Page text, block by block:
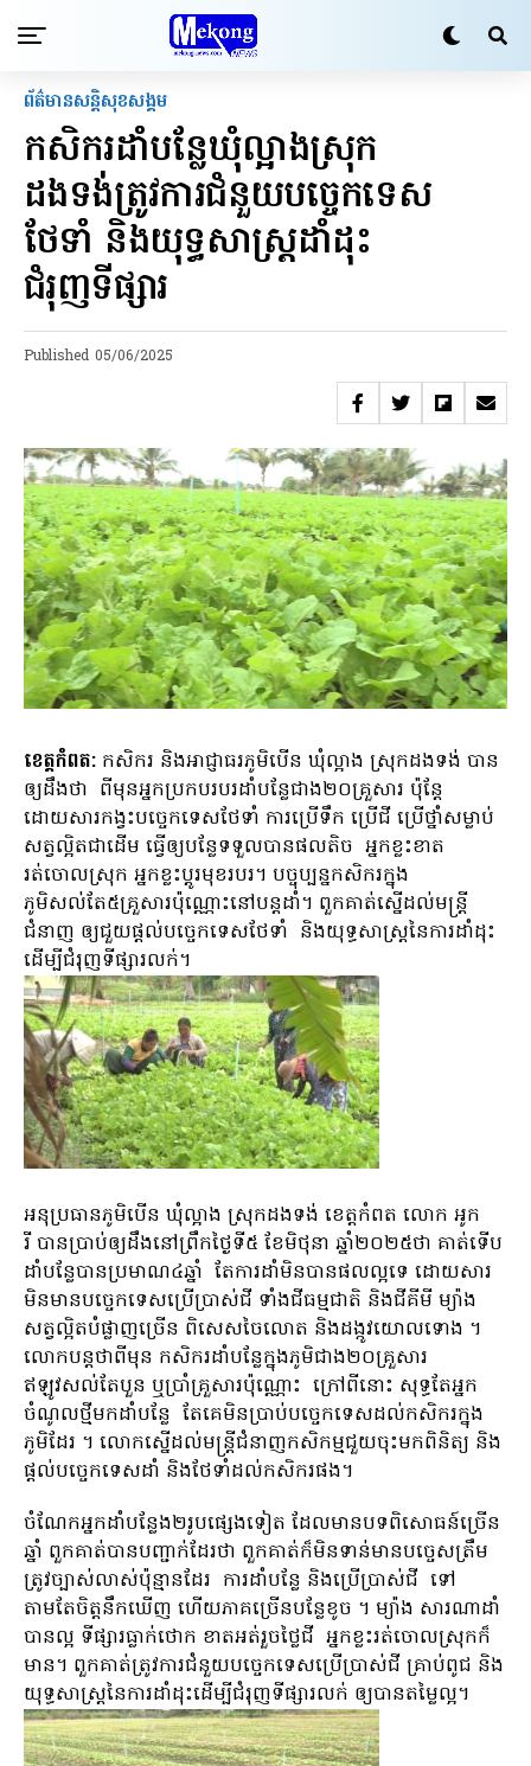
ព័ត៌មានសន្តិសុខ​សង្គម
កសិករដាំបន្លែឃុំល្អាងស្រុក
ដងទង់ត្រូវការជំនួយបច្ចេកទេស
ថែទាំ និងយុទ្ធសាស្ត្រដាំដុះ
ជំរុញទីផ្សារ
Published 05/06/2025
ខេត្តកំពត: កសិករ និងអាជ្ញាធរភូមិបើន ឃុំល្អាង ស្រុកដងទង់ បាន
ឲ្យដឹងថា ពីមុនអ្នកប្រកបរបរដាំបន្លែជាង២០គ្រួសារ ប៉ុន្តែ
ដោយសារកង្វះបច្ចេកទេសថែទាំ ការប្រើទឹក ប្រើជី ប្រើថ្នាំសម្លាប់
សត្វល្អិតជាដើម ធ្វើឲ្យបន្លែទទួលបានផលតិច អ្នកខ្លះខាត
រត់ចោលស្រុក អ្នកខ្លះប្តូរមុខរបរ។ បច្ចុប្បន្នកសិករក្នុង
ភូមិសល់តែ៥គ្រួសារប៉ុណ្ណោះនៅបន្តដាំ។ ពួកគាត់ស្នើដល់មន្ត្រី
ជំនាញ ឲ្យជួយផ្តល់បច្ចេកទេសថែទាំ និងយុទ្ធសាស្ត្រនៃការដាំដុះ
ដើម្បីជំរុញទីផ្សារលក់។
អនុប្រធានភូមិបើន ឃុំល្អាង ស្រុកដងទង់ ខេត្តកំពត លោក អូក
រី បានប្រាប់ឲ្យដឹងនៅព្រឹកថ្ងៃទី៥ ខែមិថុនា ឆ្នាំ២០២៥ថា គាត់ទើប
ដាំបន្លែបានប្រមាណ៤ឆ្នាំ តែការដាំមិនបានផលល្អទេ ដោយសារ
មិនមានបច្ចេកទេសប្រើប្រាស់ជី ទាំងជីធម្មជាតិ និងជីគីមី ម្យ៉ាង
សត្វល្អិតបំផ្លាញច្រើន ពិសេសចៃលោត និងដង្កូវយោលទោង ។
លោកបន្តថាពីមុន កសិករដាំបន្លែក្នុងភូមិជាង២០គ្រួសារ
ឥឡូវសល់តែបួន ឬប្រាំគ្រួសារប៉ុណ្ណោះ ក្រៅពីនោះ សុទ្ធតែអ្នក
ចំណូលថ្មីមកដាំបន្លែ តែគេមិនប្រាប់បច្ចេកទេសដល់កសិករក្នុង
ភូមិដែរ ។ លោកស្នើដល់មន្ត្រីជំនាញកសិកម្មជួយចុះមកពិនិត្យ និង
ផ្តល់បច្ចេកទេសដាំ និងថែទាំដល់កសិករផង។
ចំណែកអ្នកដាំបន្លែង២រូបផ្សេងទៀត ដែលមានបទពិសោធន៍ច្រើន
ឆ្នាំ ពួកគាត់បានបញ្ជាក់ដែរថា ពួកគាត់ក៏មិនទាន់មានបច្ចេសត្រឹម
ត្រូវច្បាស់លាស់ប៉ុន្មានដែរ ការដាំបន្លែ និងប្រើប្រាស់ជី ទៅ
តាមតែចិត្តនឹកឃើញ ហើយភាគច្រើនបន្លែខូច ។ ម្យ៉ាង សារណាដាំ
បានល្អ ទីផ្សារធ្លាក់ថោក ខាតអត់រួចថ្លៃជី អ្នកខ្លះរត់ចោលស្រុកក៏
មាន។ ពួកគាត់ត្រូវការជំនួយបច្ចេកទេសប្រើប្រាស់ជី គ្រាប់ពូជ និង
យុទ្ធសាស្ត្រនៃការដាំដុះដើម្បីជំរុញទីផ្សារលក់ ឲ្យបានតម្លៃល្អ។